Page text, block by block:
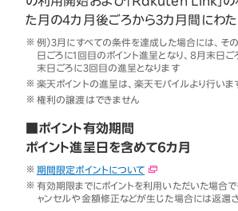
た月の4カ月後ごろから3カ月間にわた
例）3月にすべての条件を達成した場合には、そ
日ごろに1回目のポイント進呈となり、8月末日
末日ごろに3回目の進呈となります
楽天ポイントの進呈は、楽天モバイルより行いま
権利の譲渡はできません
■ポイント有効期間
ポイント進呈日を含めて6カ月
期間限定ポイントについて
有効期限までにポイントを利用いただいた場合
ャンセルや金額修正などが生じた場合には返還